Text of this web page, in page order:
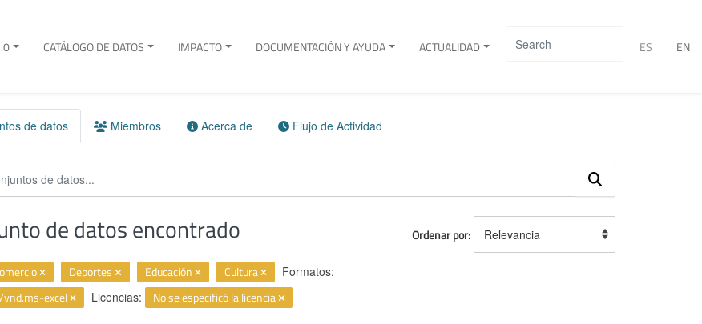
ES EN
CATÁLOGO DE DATOS IMPACTO DOCUMENTACIÓN Y AYUDA ACTUALIDAD
de datos Miembros Acerca de Flujo de Actividad
Ordenar por
de datos encontrado
Deportes Educación Cultura Formatos:
excel Licencias: No se especificó la licencia